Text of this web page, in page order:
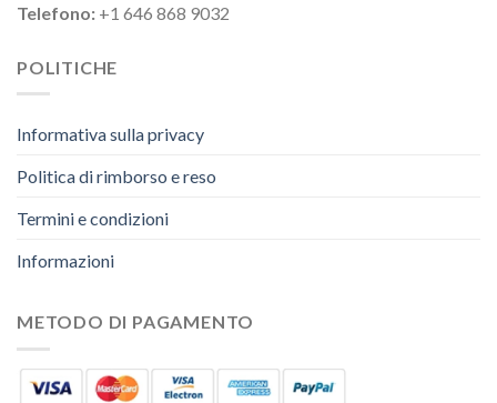
Telefono: +1 646 868 9032
POLITICHE
Informativa sulla privacy
Politica di rimborso e reso
Termini e condizioni
Informazioni
METODO DI PAGAMENTO